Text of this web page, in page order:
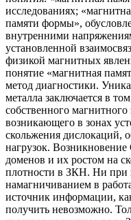
исследованиях;
памяти формы»,
внутренними
установленной
физикой магнитных
понятие «магнитная
метод диагностики.
металла заключается в
собственного
возникающего в зонах
скольжения дислокаций,
нагрузок.
доменов и их ростом на
плотности в ЗКН. Ни при
намагничиванием в
источник информации,
получить невозможно.